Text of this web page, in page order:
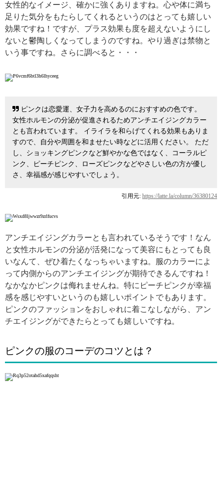
女性的なイメージ、確かに強くありますね。心や体に満ち
足りた気分をもたらしてくれるというのはとっても嬉しい
効果ですね！ですが、プラス効果も度を超えないようにし
ないと鬱陶しくなってしまうのですね。やり過ぎは禁物と
いう事ですね。さらに調べると・・・
ピンクは恋愛運、女子力を高めるのにおすすめの色です。
女性ホルモンの分泌が促進されるためアンチエイジングカラー
とも言われています。 イライラを和らげてくれる効果もありま
すので、自分や周囲を和ませたい時などに活用ください。 ただ
し、ショッキングピンクなど鮮やかな色ではなく、コーラルピ
ンク、ピーチピンク、ローズピンクなどやさしい色の方が優し
さ、幸福感が感じやすいでしょう。
引用元: https://latte.la/column/36380124
アンチエイジングカラーとも言われているそうです！なん
と女性ホルモンの分泌が活発になって美容にもとっても良
いなんて、ぜひ着たくなっちゃいますね。服のカラーによ
って内側からのアンチエイジングが期待できるんですね！
なかなかピンクは侮れませんね。特にピーチピンクが幸福
感を感じやすいというのも嬉しいポイントでもあります。
ピンクのファッションをおしゃれに着こなしながら、アン
チエイジングができたらとっても嬉しいですね。
ピンクの服のコーデのコツとは？